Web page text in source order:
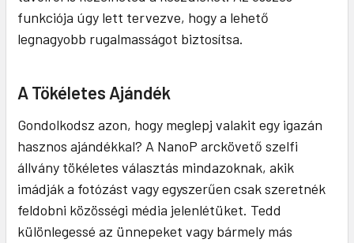
funkciója úgy lett tervezve, hogy a lehető
legnagyobb rugalmasságot biztosítsa.
A Tökéletes Ajándék
Gondolkodsz azon, hogy meglepj valakit egy igazán
hasznos ajándékkal? A NanoP arckövető szelfi
állvány tökéletes választás mindazoknak, akik
imádják a fotózást vagy egyszerűen csak szeretnék
feldobni közösségi média jelenlétüket. Tedd
különlegessé az ünnepeket vagy bármely más